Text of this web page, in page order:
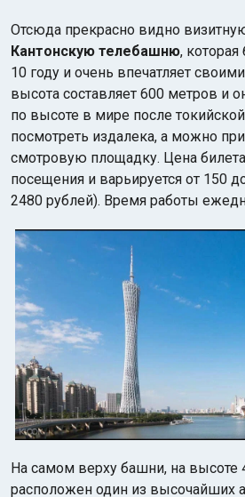
Отсюда прекрасно видно
Кантонскую телебашню,
10 году и очень впечатляет
высота составляет 600 метров и
по высоте в мире после
посмотреть издалека, а можно
смотровую площадку. Цена
посещения и варьируется от 150
2480 рублей). Время работы
На самом верху башни, на высоте
расположен один из высочайших